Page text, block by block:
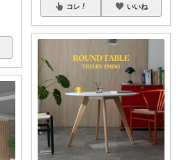
コレ いいね